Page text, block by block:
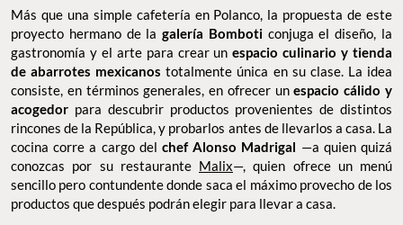
Más que una simple cafetería en Polanco, la propuesta de este
proyecto hermano de lagalería Bomboti conjuga el diseño, la
gastronomía y el arte para crear unespacio culinario y tienda
de abarrotes mexicanos totalmente única en su clase. La idea
consiste, en términos generales, en ofrecer unespacio cálido y
acogedor para descubrir productos provenientes de distintos
rincones de la República, y probarlos antes de llevarlos a casa. La
cocina corre a cargo del chef Alonso Madrigal —a quien quizá
conozcas por su restaurante Malix—, quien ofrece un menú
sencillo pero contundente donde saca el máximo provecho de los
productos que después podrán elegir para llevar a casa.